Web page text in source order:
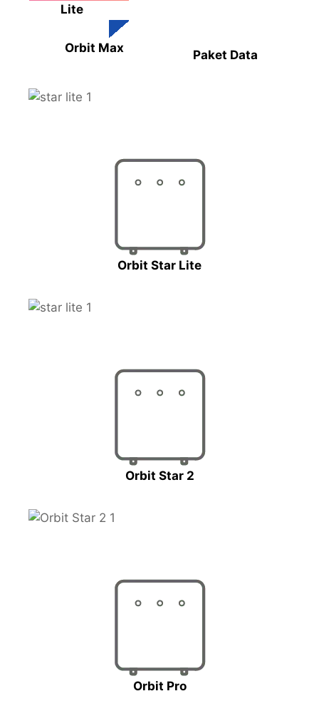
Lite
Orbit Max Paket Data
Orbit Star Lite
Orbit Star 2
Orbit Pro